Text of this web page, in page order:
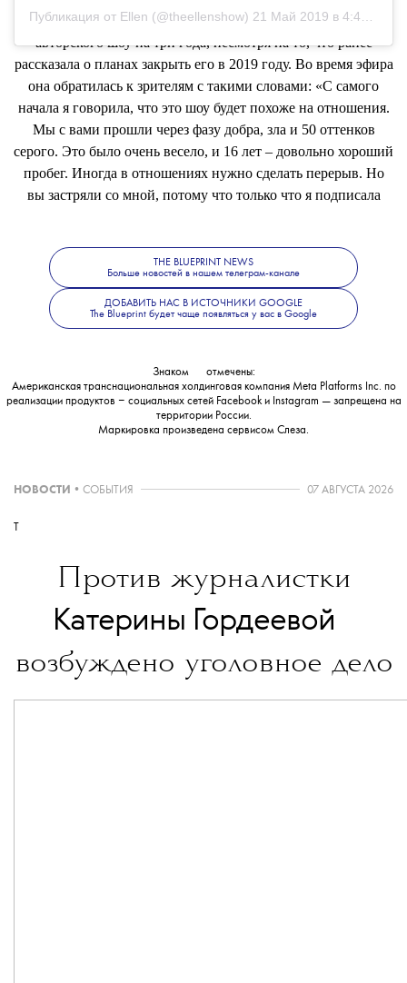
Публикация от Ellen (@theellenshow) 21 Май 2019 в 4:45 PDT
Эллен Дедженерес продлила контракт на производство
авторского шоу на три года, несмотря на то, что ранее
рассказала о планах закрыть его в 2019 году. Во время эфира
она обратилась к зрителям с такими словами: «С самого
начала я говорила, что это шоу будет похоже на отношения.
Мы с вами прошли через фазу добра, зла и 50 оттенков
серого. Это было очень весело, и 16 лет – довольно хороший
пробег. Иногда в отношениях нужно сделать перерыв. Но
вы застряли со мной, потому что только что я подписала
Больше об Эллен Дедженерес читайте
THE BLUEPRINT NEWS
Больше новостей в нашем телеграм-канале
ДОБАВИТЬ НАС В ИСТОЧНИКИ GOOGLE
The Blueprint будет чаще появляться у вас в Google
Знаком
отмечены:
Американская транснациональная холдинговая компания Meta Platforms Inc. по
реализации продуктов ‒ социальных сетей Facebook и Instagram — запрещена на
территории России.
Маркировка произведена сервисом Слеза.
НОВОСТИ • СОБЫТИЯ 07 АВГУСТА 2026
T
Против журналистки
Катерины Гордеевой
возбуждено уголовное дело